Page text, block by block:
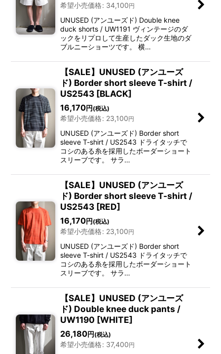
絞り込む
希望小売価格: 34,100円
UNUSED (アンユーズド) Double knee
duck shorts / UW1191 ヴィンテージのダ
ックをリプロして生産したダック生地のダ
ブルニーショーツです。 横…
【SALE】UNUSED (アンユーズ
ド) Border short sleeve T-shirt /
US2543 [BLACK]
16,170円 (税込)
希望小売価格: 23,100円
UNUSED (アンユーズド) Border short
sleeve T-shirt / US2543 ドライタッチで
コシのある糸を採用したボーダーショート
スリーブです。 サラ…
【SALE】UNUSED (アンユーズ
ド) Border short sleeve T-shirt /
US2543 [RED]
16,170円 (税込)
希望小売価格: 23,100円
UNUSED (アンユーズド) Border short
sleeve T-shirt / US2543 ドライタッチで
コシのある糸を採用したボーダーショート
スリーブです。 サラ…
【SALE】UNUSED (アンユーズ
ド) Double knee duck pants /
UW1190 [WHITE]
26,180円 (税込)
希望小売価格: 37,400円